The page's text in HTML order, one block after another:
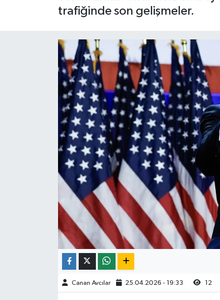
trafiğinde son gelişmeler.
Canan Avcılar 25.04.2026 - 19:33 12